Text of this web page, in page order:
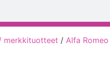
merkkituotteet / Alfa Romeo